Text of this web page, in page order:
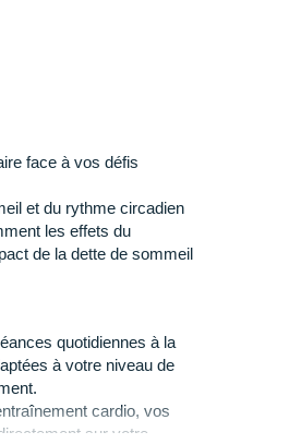
l'Europe et l'Amérique du
face à vos défis
et du rythme circadien
les effets du
de la dette de sommeil
quotidiennes à la
à votre niveau de
cardio, vos
sur votre